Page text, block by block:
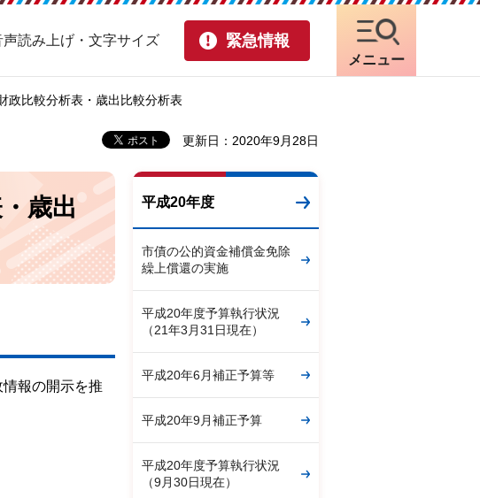
声読み上げ・文字サイズ 緊急情報
メニュー
政比較分析表・歳出比較分析表
更新日：2020年9月28日
歳出
報の開示を推
平成20年度
市債の公的資金補償金免除
繰上償還の実施
平成20年度予算執行状況
（21年3月31日現在）
平成20年6月補正予算等
平成20年9月補正予算
平成20年度予算執行状況
（9月30日現在）